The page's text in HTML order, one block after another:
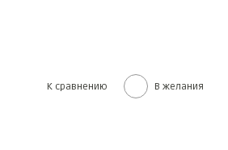
К сравнению В желания